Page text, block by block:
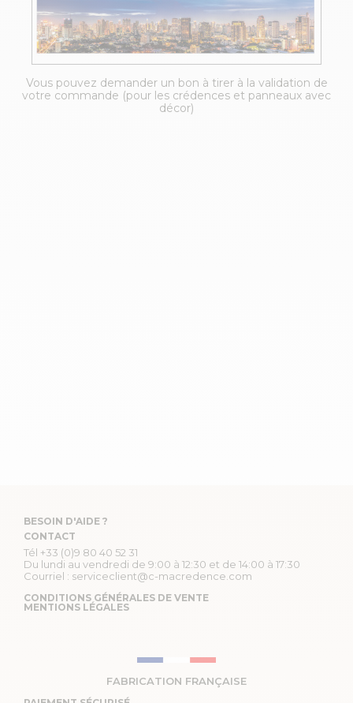
Vous pouvez demander un bon à tirer à la validation de
votre commande (pour les crédences et panneaux avec
décor)
BESOIN D'AIDE ?
CONTACT
Tél +33 (0)9 80 40 52 31
Du lundi au vendredi de 9:00 à 12:30 et de 14:00 à 17:30
Courriel : serviceclient@c-macredence.com
CONDITIONS GÉNÉRALES DE VENTE
MENTIONS LÉGALES
FABRICATION FRANÇAISE